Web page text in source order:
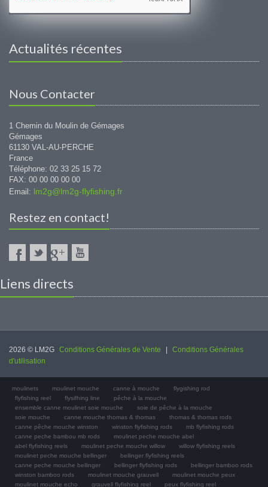
Actualités récentes
Nous Contacter
1 Chemin du Moulin de Gémages
Gémages
61130 VAL-AU-PERCHE
France
Téléphone: 02 33 25 15 72
FAX: 00 00 00 00 00
Email: lm2g@lm2g-flyfishing.fr
Restez en contact!
Liens directs
2026 © LM2G Conditions Générales de Vente
Conditions Générales
d'utilisation
moulinets moulinet mouche canne à mouche
flygishing rod
flyfishing reel
flysifhing line
pêche à la mouche
ensemble canne moulinet soie mouche
soie de pêche à la mouche
soie mouche
canne mouche thomas & thomas
thomas & thomas rods
canne pêche mouche winston
winston flyfishing rods
mb flyfishing rods
canne peche bambou mb rods
moulinet peche mouche abel
abel flyfishing reels
moulinet peche mouche willow
willow flyfishing reels
moulinet peche mouche bellinger
bellinger flyfishing reels
canne peche mouche bellinger
bellinger flyfishing rods
bellinger bamboo rods
winston bamboo rods
moulinet mouche grauvell
moulinet mouche peux
moulinet mouche echo
grauvell flyfishing reel peux flyfishing reel